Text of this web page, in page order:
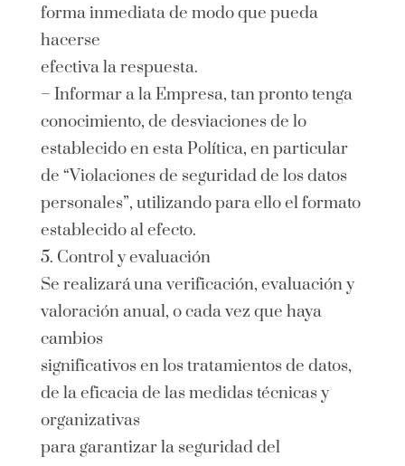
forma inmediata de modo que pueda
hacerse
efectiva la respuesta.
– Informar a la Empresa, tan pronto tenga
conocimiento, de desviaciones de lo
establecido en esta Política, en particular
de “Violaciones de seguridad de los datos
personales”, utilizando para ello el formato
establecido al efecto.
5. Control y evaluación
Se realizará una verificación, evaluación y
valoración anual, o cada vez que haya
cambios
significativos en los tratamientos de datos,
de la eficacia de las medidas técnicas y
organizativas
para garantizar la seguridad del